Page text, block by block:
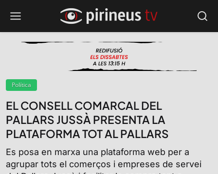
Política
EL CONSELL COMARCAL DEL
PALLARS JUSSÀ PRESENTA LA
PLATAFORMA TOT AL PALLARS
Es posa en marxa una plataforma web per a
agrupar tots el comerços i empreses de servei